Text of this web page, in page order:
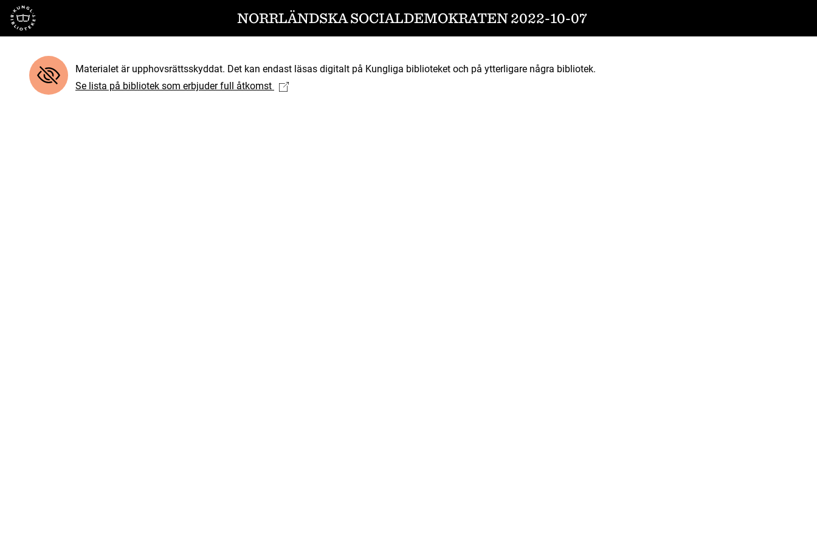
Till startsidan NORRLÄNDSKA SOCIALDEMOKRATEN 2022-10-07
Materialet är upphovsrättsskyddat. Det kan endast läsas digitalt på Kungliga biblioteket och på ytterligare några bibliotek.
Se lista på bibliotek som erbjuder full åtkomst